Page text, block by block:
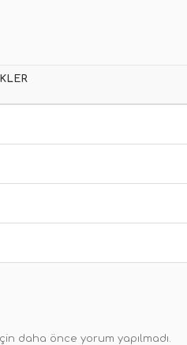
daha önce yorum yapılmadı.